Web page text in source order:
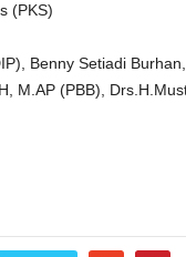
(PKS)
Benny Setiadi
M.AP (PBB),